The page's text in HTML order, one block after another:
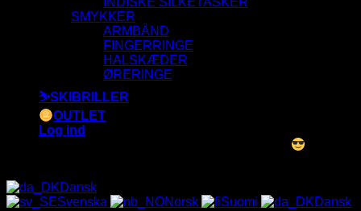
SMYKKER
ARMBÅND
FINGERRINGE
HALSKÆDER
ØRERINGE
⛷️SKIBRILLER
OUTLET
Log ind
Dansk
Svenska
Norsk Suomi Dansk